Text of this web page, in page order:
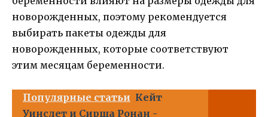
новорожденных, поэтому рекомендуется
выбирать пакеты одежды для
новорожденных, которые соответствуют
этим месяцам беременности.
Популярные статьи Кейт
Уинслет и Сирша Ронан -